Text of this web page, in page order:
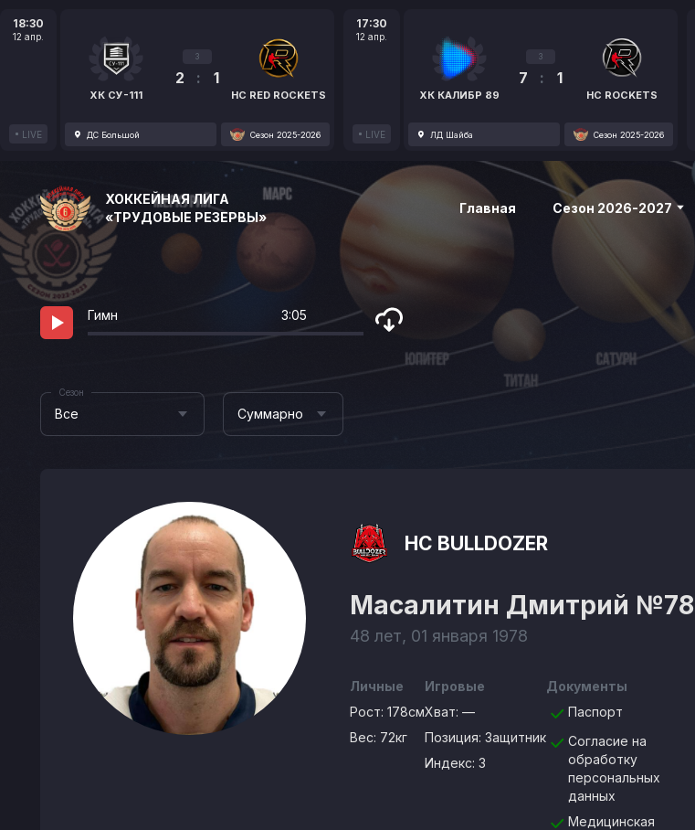
18:30
12 апр.
LIVE
ХК СУ-111
3
2 : 1
HC RED ROCKETS
ДС Большой Сезон 2025-2026
17:30
12 апр.
LIVE
ХК КАЛИБР 89
3
7 : 1
HC ROCKETS
ЛД Шайба Сезон 2025-2026
ХОККЕЙНАЯ ЛИГА
«ТРУДОВЫЕ РЕЗЕРВЫ»
Главная Сезон 2026-2027
Гимн 3:05
Все
Сезон
Суммарно
HC BULLDOZER
Масалитин Дмитрий №78
48 лет, 01 января 1978
Личные
Рост: 178см
Вес: 72кг
Игровые
Хват: —
Позиция: Защитник
Индекс: 3
Документы
Паспорт
Согласие на
обработку
персональных
данных
Медицинская